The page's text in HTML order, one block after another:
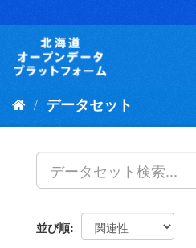
キ
データセット
並び順